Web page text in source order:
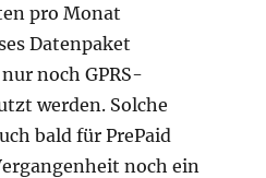
pro Monat
Datenpaket
noch GPRS-
werden. Solche
bald für PrePaid
noch ein